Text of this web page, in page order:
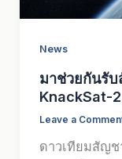
News
มาช่วยกันรั
KnackSat-
Leave a
ดาวเทียมสัญช